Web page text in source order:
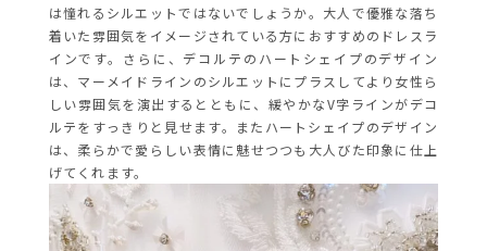
は憧れるシルエットではないでしょうか。大人で優雅な落ち
着いた雰囲気をイメージされている方におすすめのドレスラ
インです。さらに、デコルテのハートシェイプのデザイン
は、マーメイドラインのシルエットにプラスしてより女性ら
しい雰囲気を演出するとともに、緩やかなV字ラインがデコ
ルテをすっきりと見せます。またハートシェイプのデザイン
は、柔らかで愛らしい表情に魅せつつも大人びた印象に仕上
げてくれます。